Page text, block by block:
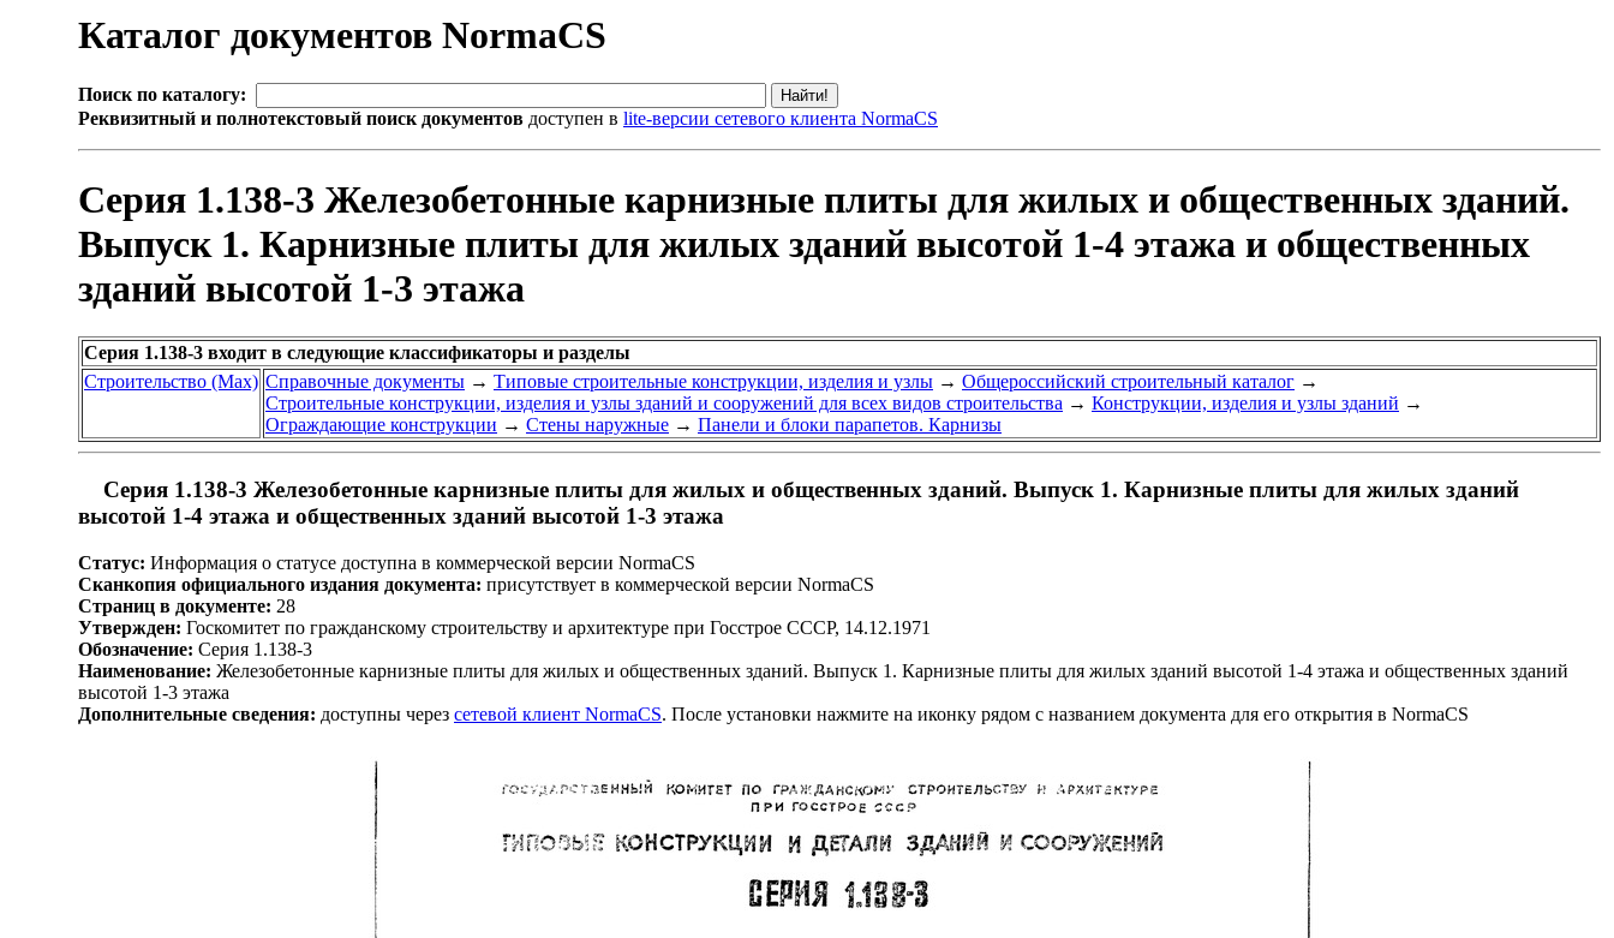
Каталог документов NormaCS
Поиск по каталогу:
Реквизитный и полнотекстовый поиск документов доступен в lite-версии сетевого клиента NormaCS
Серия 1.138-3 Железобетонные карнизные плиты для жилых и общественных зданий.
Выпуск 1. Карнизные плиты для жилых зданий высотой 1-4 этажа и общественных
зданий высотой 1-3 этажа
Серия 1.138-3 входит в следующие классификаторы и разделы
Строительство (Max) Справочные документы → Типовые строительные конструкции, изделия и узлы → Общероссийский строительный каталог →
Строительные конструкции, изделия и узлы зданий и сооружений для всех видов строительства → Конструкции, изделия и узлы зданий →
Ограждающие конструкции → Стены наружные → Панели и блоки парапетов. Карнизы
Серия 1.138-3 Железобетонные карнизные плиты для жилых и общественных зданий. Выпуск 1. Карнизные плиты для жилых зданий
высотой 1-4 этажа и общественных зданий высотой 1-3 этажа
Статус: Информация о статусе доступна в коммерческой версии NormaCS
Сканкопия официального издания документа: присутствует в коммерческой версии NormaCS
Страниц в документе: 28
Утвержден: Госкомитет по гражданскому строительству и архитектуре при Госстрое СССР, 14.12.1971
Обозначение: Серия 1.138-3
Наименование: Железобетонные карнизные плиты для жилых и общественных зданий. Выпуск 1. Карнизные плиты для жилых зданий высотой 1-4 этажа и общественных зданий
высотой 1-3 этажа
Дополнительные сведения: доступны через сетевой клиент NormaCS. После установки нажмите на иконку рядом с названием документа для его открытия в NormaCS